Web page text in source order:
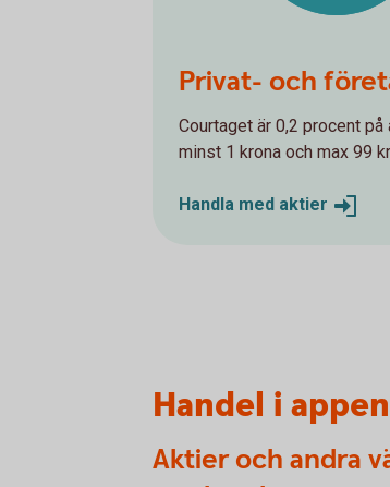
Privat- och
Courtaget är 0,2 procent
minst 1 krona och max 99
Handla med aktier
Handel i
Aktier och andra